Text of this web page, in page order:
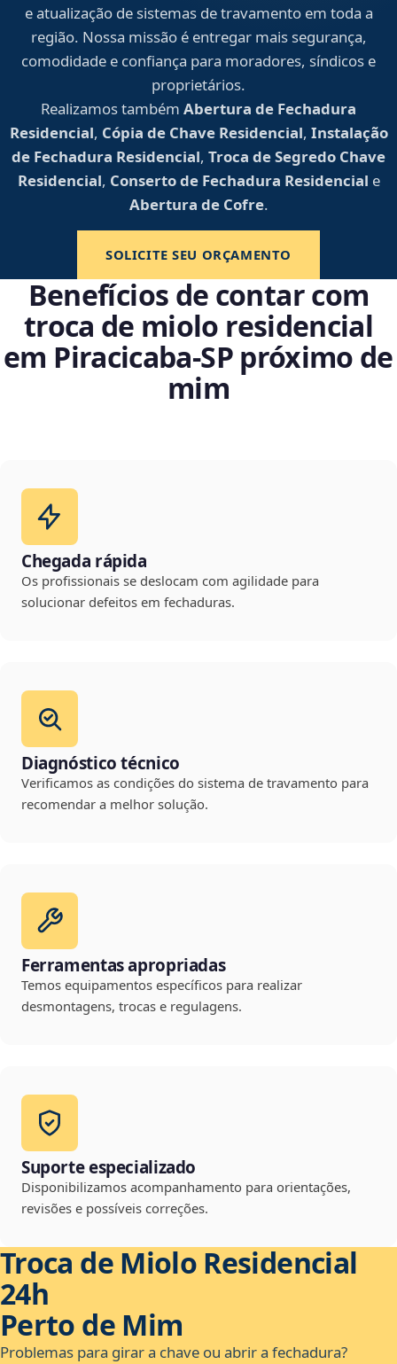
e atualização de sistemas de travamento em toda a
região. Nossa missão é entregar mais segurança,
comodidade e confiança para moradores, síndicos e
proprietários.
Realizamos também Abertura de Fechadura
Residencial, Cópia de Chave Residencial, Instalação
de Fechadura Residencial, Troca de Segredo Chave
Residencial, Conserto de Fechadura Residencial e
Abertura de Cofre.
SOLICITE SEU ORÇAMENTO
Benefícios de contar com
troca de miolo residencial
em Piracicaba‑SP próximo de
mim
Chegada rápida
Os profissionais se deslocam com agilidade para
solucionar defeitos em fechaduras.
Diagnóstico técnico
Verificamos as condições do sistema de travamento para
recomendar a melhor solução.
Ferramentas apropriadas
Temos equipamentos específicos para realizar
desmontagens, trocas e regulagens.
Suporte especializado
Disponibilizamos acompanhamento para orientações,
revisões e possíveis correções.
Troca de Miolo Residencial
24h
Perto de Mim
Problemas para girar a chave ou abrir a fechadura?